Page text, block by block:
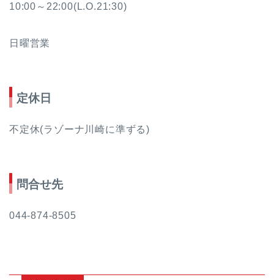
10:00～22:00(L.O.21:30)
日曜営業
定休日
不定休(ラゾーナ川崎に準ずる)
問合せ先
044-874-8505